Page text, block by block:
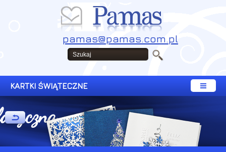
pamas@pamas.com.pl
KARTKI ŚWIĄTECZNE